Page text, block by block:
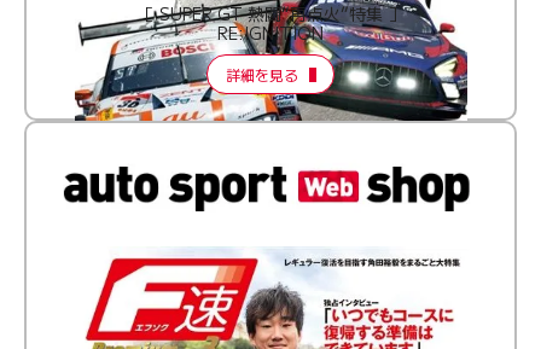
［ SUPER GT 熱闘“再点火”特集 ］
RE:IGNITION
詳細を見る